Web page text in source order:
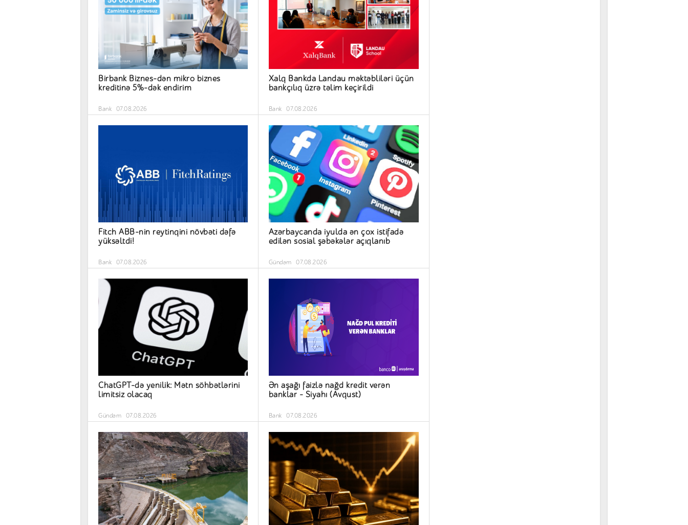
Birbank Biznes-dən mikro biznes
kreditinə 5%-dək endirim
Bank 07.08.2026
Xalq Bankda Landau məktəbliləri üçün
bankçılıq üzrə təlim keçirildi
Bank 07.08.2026
Fitch ABB-nin reytinqini növbəti dəfə
yüksəltdi!
Bank 07.08.2026
Azərbaycanda iyulda ən çox istifadə
edilən sosial şəbəkələr açıqlanıb
Gündəm 07.08.2026
ChatGPT-də yenilik: Mətn söhbətlərini
limitsiz olacaq
Gündəm 07.08.2026
Ən aşağı faizlə nağd kredit verən
banklar – Siyahı (Avqust)
Bank 07.08.2026